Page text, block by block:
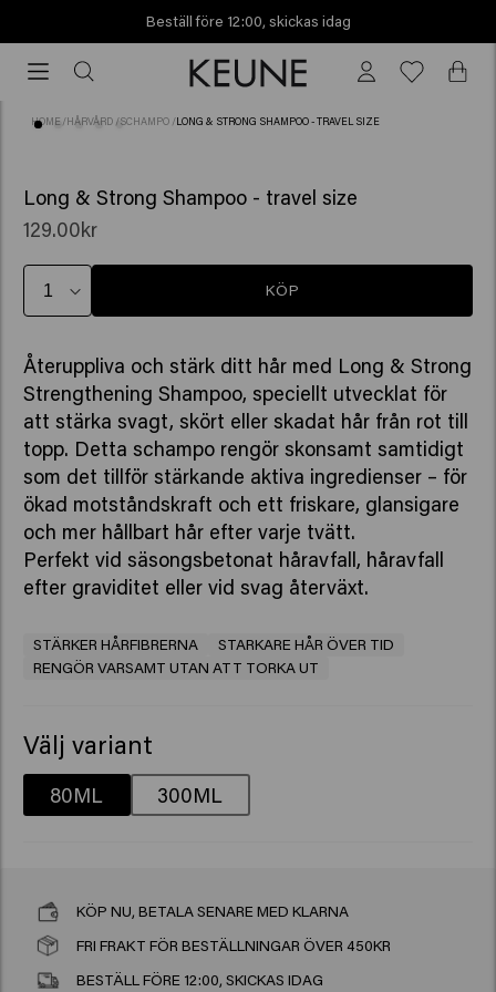
Beställ före 12:00, skickas idag
före
12:00,
HOME /HÅRVÅRD /SCHAMPO /LONG & STRONG SHAMPOO - TRAVEL SIZE
Long & Strong Shampoo - travel size
129.00kr
KÖP
Återuppliva och stärk ditt hår med Long & Strong
Strengthening Shampoo, speciellt utvecklat för
att stärka svagt, skört eller skadat hår från rot till
topp. Detta schampo rengör skonsamt samtidigt
som det tillför stärkande aktiva ingredienser – för
ökad motståndskraft och ett friskare, glansigare
och mer hållbart hår efter varje tvätt.
Perfekt vid säsongsbetonat håravfall, håravfall
efter graviditet eller vid svag återväxt.
STÄRKER HÅRFIBRERNA
STARKARE HÅR ÖVER TID
RENGÖR VARSAMT UTAN ATT TORKA UT
Välj variant
80ML 300ML
KÖP NU, BETALA SENARE MED KLARNA
FRI FRAKT FÖR BESTÄLLNINGAR ÖVER 450KR
BESTÄLL FÖRE 12:00, SKICKAS IDAG